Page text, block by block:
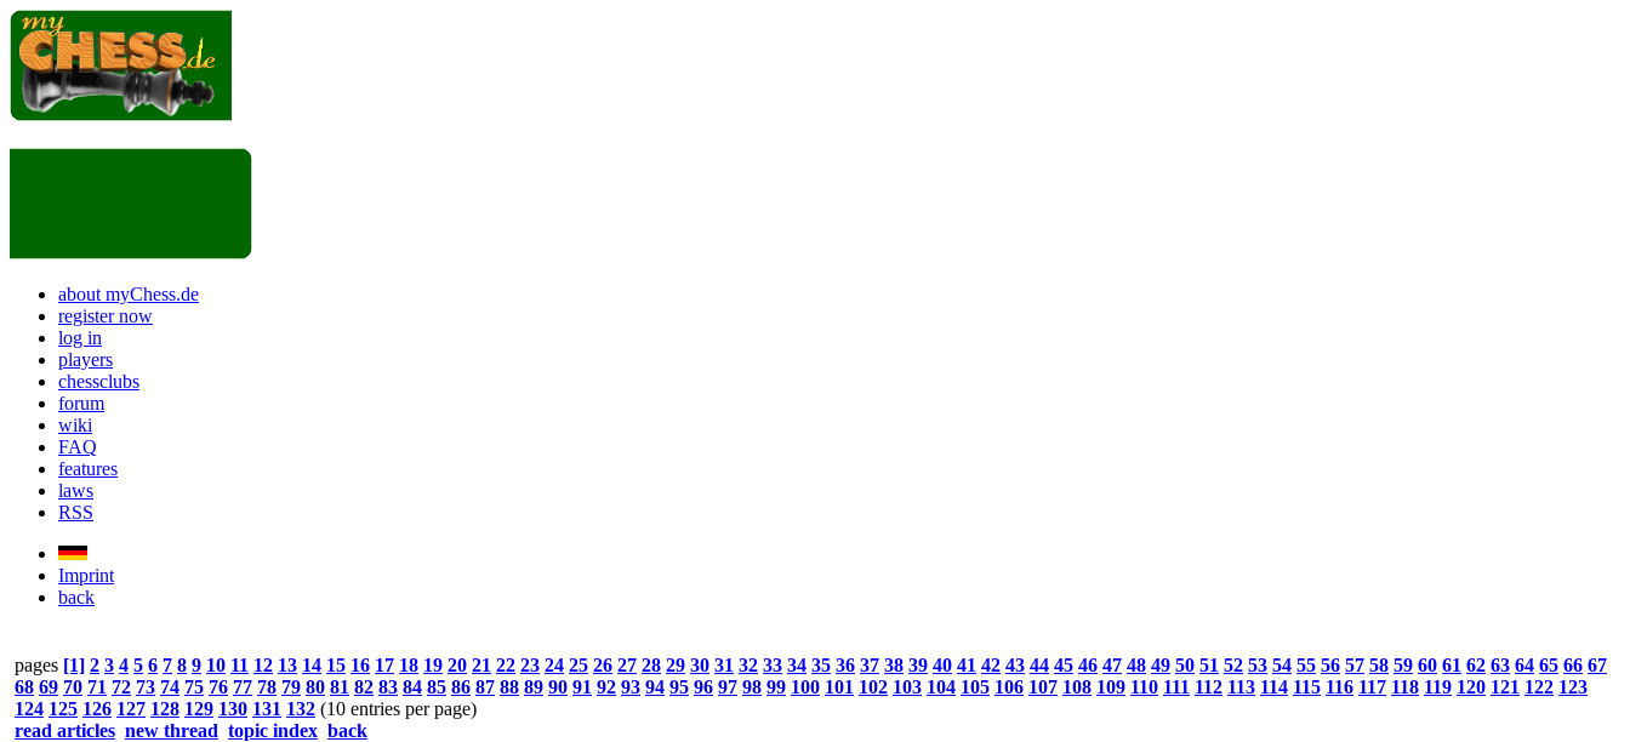
about myChess.de
register now
log in
players
chessclubs
forum
wiki
FAQ
features
laws
RSS
Imprint
back
pages [1] 2 3 4 5 6 7 8 9 10 11 12 13 14 15 16 17 18 19 20 21 22 23 24 25 26 27 28 29 30 31 32 33 34 35 36 37 38 39 40 41 42 43 44 45 46 47 48 49 50 51 52 53 54 55 56 57 58 59 60 61 62 63 64 65 66 67
68 69 70 71 72 73 74 75 76 77 78 79 80 81 82 83 84 85 86 87 88 89 90 91 92 93 94 95 96 97 98 99 100 101 102 103 104 105 106 107 108 109 110 111 112 113 114 115 116 117 118 119 120 121 122 123
124 125 126 127 128 129 130 131 132 (10 entries per page)
read articles new thread topic index back